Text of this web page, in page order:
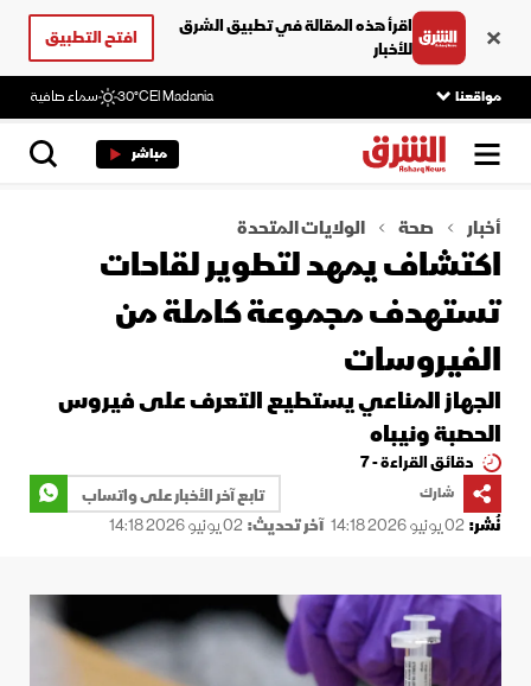
اقرأ هذه المقالة في تطبيق الشرق
للأخبار
افتح التطبيق
مواقعنا El Madania
30°C سماء صافية
مباشر
أخبار صحة الولايات المتحدة
اكتشاف يمهد لتطوير لقاحات
تستهدف مجموعة كاملة من
الفيروسات
الجهاز المناعي يستطيع التعرف على فيروس
الحصبة ونيباه
دقائق القراءة - 7
شارك
تابع آخر الأخبار على واتساب
نُشر:02 يونيو 2026 14:18 آخر تحديث:02 يونيو 2026 14:18